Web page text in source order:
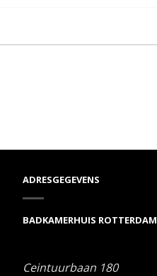
ADRESGEGEVENS
BADKAMERHUIS ROTTERDAM
Ceintuurbaan 180